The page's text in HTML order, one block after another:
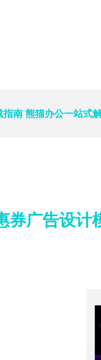
南 熊猫办公一站式
券广告设计